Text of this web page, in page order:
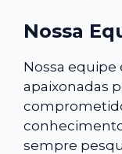
Nossa
Nossa equipe
apaixonadas
sempre